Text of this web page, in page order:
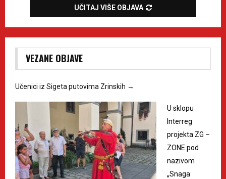
UČITAJ VIŠE OBJAVA
VEZANE OBJAVE
Učenici iz Sigeta putovima Zrinskih →
U sklopu
Interreg
projekta ZG –
ZONE pod
nazivom
„Snaga